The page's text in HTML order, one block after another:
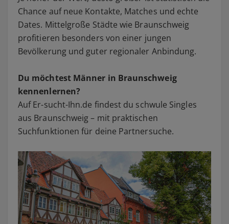
Chance auf neue Kontakte, Matches und echte
Dates. Mittelgroße Städte wie Braunschweig
profitieren besonders von einer jungen
Bevölkerung und guter regionaler Anbindung.
Du möchtest Männer in Braunschweig
kennenlernen?
Auf Er-sucht-Ihn.de findest du schwule Singles
aus Braunschweig – mit praktischen
Suchfunktionen für deine Partnersuche.